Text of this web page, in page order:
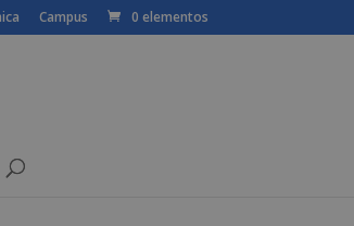
Campus 0 elementos